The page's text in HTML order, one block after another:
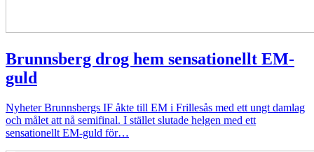
Brunnsberg drog hem sensationellt EM-
guld
Nyheter Brunnsbergs IF åkte till EM i Frillesås med ett ungt damlag
och målet att nå semifinal. I stället slutade helgen med ett
sensationellt EM-guld för…